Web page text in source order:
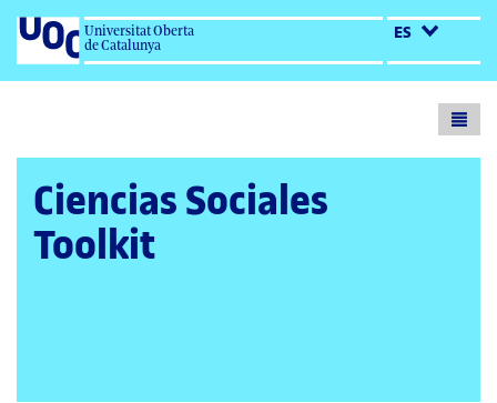
Universitat Oberta
de Catalunya
ES
Ciencias Sociales
Toolkit